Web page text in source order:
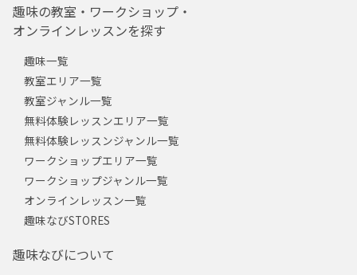
趣味の教室・ワークショップ・
オンラインレッスンを探す
趣味一覧
教室エリア一覧
教室ジャンル一覧
無料体験レッスンエリア一覧
無料体験レッスンジャンル一覧
ワークショップエリア一覧
ワークショップジャンル一覧
オンラインレッスン一覧
趣味なびSTORES
趣味なびについて